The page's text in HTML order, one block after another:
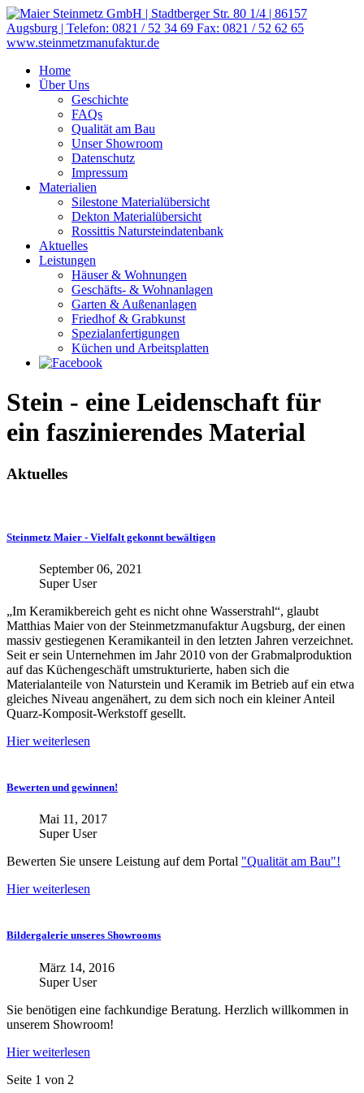
Home
Über Uns
Geschichte
FAQs
Qualität am Bau
Unser Showroom
Datenschutz
Impressum
Materialien
Silestone Materialübersicht
Dekton Materialübersicht
Rossittis Natursteindatenbank
Aktuelles
Leistungen
Häuser & Wohnungen
Geschäfts- & Wohnanlagen
Garten & Außenanlagen
Friedhof & Grabkunst
Spezialanfertigungen
Küchen und Arbeitsplatten
Stein - eine Leidenschaft für
ein faszinierendes Material
Aktuelles
Steinmetz Maier - Vielfalt gekonnt bewältigen
September 06, 2021
Super User
„Im Keramikbereich geht es nicht ohne Wasserstrahl“, glaubt
Matthias Maier von der Steinmetzmanufaktur Augsburg, der einen
massiv gestiegenen Keramikanteil in den letzten Jahren verzeichnet.
Seit er sein Unternehmen im Jahr 2010 von der Grabmalproduktion
auf das Küchengeschäft umstrukturierte, haben sich die
Materialanteile von Naturstein und Keramik im Betrieb auf ein etwa
gleiches Niveau angenähert, zu dem sich noch ein kleiner Anteil
Quarz-Komposit-Werkstoff gesellt.
Hier weiterlesen
Bewerten und gewinnen!
Mai 11, 2017
Super User
Bewerten Sie unsere Leistung auf dem Portal "Qualität am Bau"!
Hier weiterlesen
Bildergalerie unseres Showrooms
März 14, 2016
Super User
Sie benötigen eine fachkundige Beratung. Herzlich willkommen in
unserem Showroom!
Hier weiterlesen
Seite 1 von 2